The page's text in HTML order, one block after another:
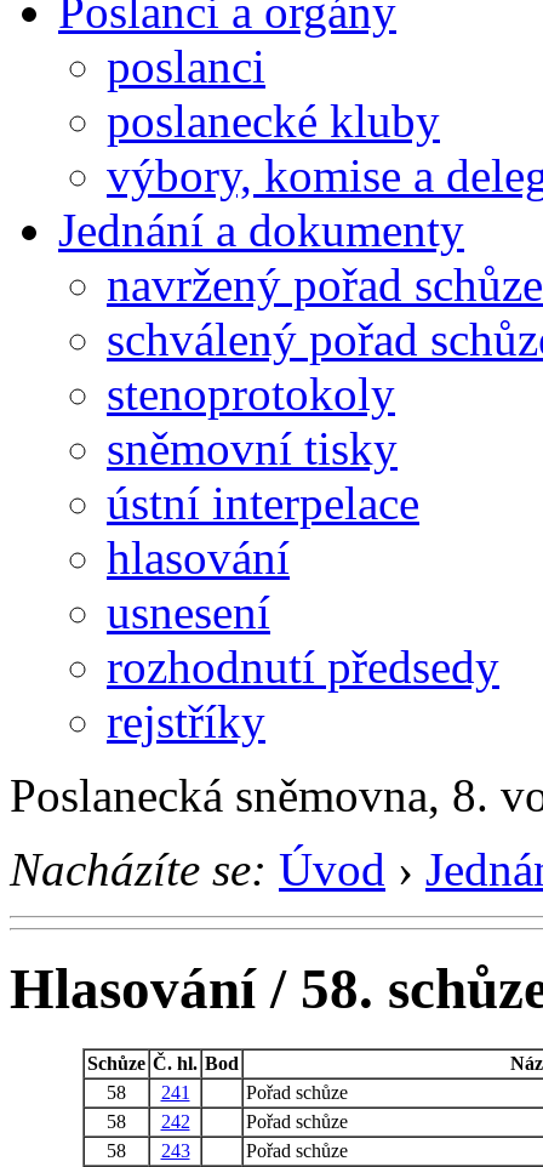
Poslanci a orgány
poslanci
poslanecké kluby
výbory, komise a
Jednání a dokumenty
navržený pořad schůze
schválený pořad
stenoprotokoly
sněmovní tisky
ústní interpelace
hlasování
usnesení
rozhodnutí předsedy
rejstříky
Poslanecká sněmovna, 8.
Nacházíte se: Úvod ›
Hlasování / 58.
Schůze Č. hl. Bod
58
241
Pořad schůze
58
242
Pořad schůze
58
243
Pořad schůze